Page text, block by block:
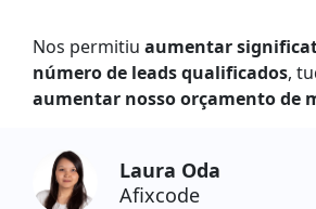
Nos permitiu aumentar
número de leads qualificados,
aumentar nosso orçamento de
Laura Oda
Afixcode